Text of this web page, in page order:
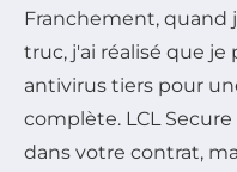
Franchement, quand
truc, j'ai réalisé que
antivirus tiers pour
complète. LCL
dans votre contrat,